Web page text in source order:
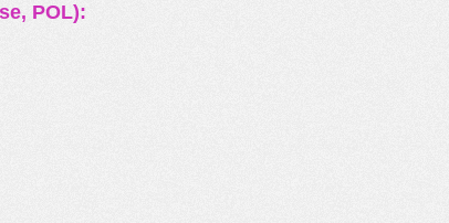
POL):